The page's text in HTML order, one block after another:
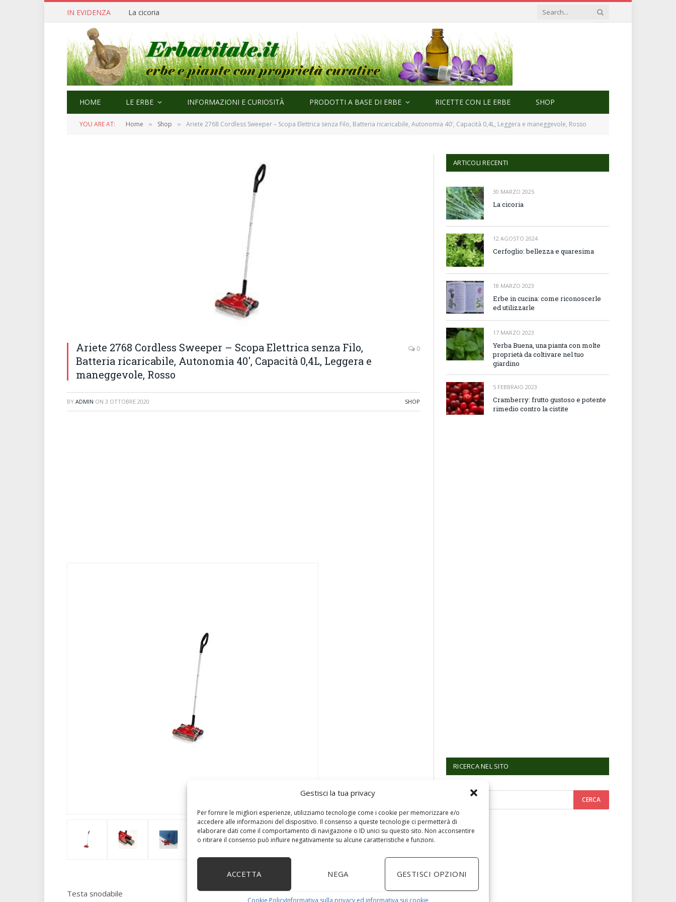
Gestisci la tua privacy
Per fornire le migliori esperienze, utilizziamo tecnologie come i cookie per memorizzare e/o
accedere alle informazioni del dispositivo. Il consenso a queste tecnologie ci permetterà di
elaborare dati come il comportamento di navigazione o ID unici su questo sito. Non acconsentire
o ritirare il consenso può influire negativamente su alcune caratteristiche e funzioni.
ACCETTA NEGA GESTISCI OPZIONI
Cookie PolicyInformativa sulla privacy ed informativa sui cookie
IN EVIDENZA La cicoria
HOME LE ERBE INFORMAZIONI E CURIOSITÀ PRODOTTI A BASE DI ERBE RICETTE CON LE ERBE SHOP
YOU ARE AT: Home » Shop » Ariete 2768 Cordless Sweeper – Scopa Elettrica senza Filo, Batteria ricaricabile, Autonomia 40′, Capacità 0,4L, Leggera e maneggevole, Rosso
Ariete 2768 Cordless Sweeper – Scopa Elettrica senza Filo,
Batteria ricaricabile, Autonomia 40′, Capacità 0,4L, Leggera e
maneggevole, Rosso
0
BY ADMIN ON 3 OTTOBRE 2020 SHOP
Testa snodabile
ARTICOLI RECENTI
30 MARZO 2025
La cicoria
12 AGOSTO 2024
Cerfoglio: bellezza e quaresima
18 MARZO 2023
Erbe in cucina: come riconoscerle
ed utilizzarle
17 MARZO 2023
Yerba Buena, una pianta con molte
proprietà da coltivare nel tuo
giardino
5 FEBBRAIO 2023
Cramberry: frutto gustoso e potente
rimedio contro la cistite
RICERCA NEL SITO